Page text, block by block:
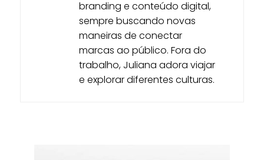
branding e conteúdo digital,
sempre buscando novas
maneiras de conectar
marcas ao público. Fora do
trabalho, Juliana adora viajar
e explorar diferentes culturas.